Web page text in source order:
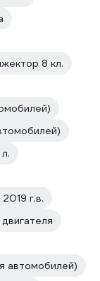
8 кл.
г.в.
автомобилей)